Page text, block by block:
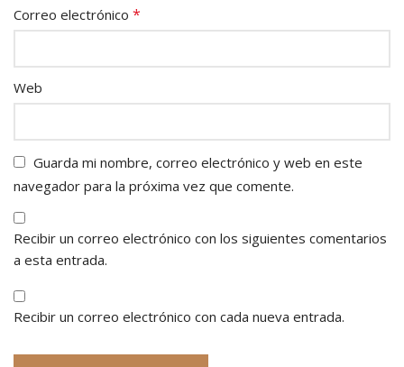
Correo electrónico *
Web
Guarda mi nombre, correo electrónico y web en este
navegador para la próxima vez que comente.
Recibir un correo electrónico con los siguientes comentarios
a esta entrada.
Recibir un correo electrónico con cada nueva entrada.